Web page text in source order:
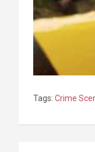
Tags: ‍‍‍‍‍‍‍‍‍‍‍‍‍Crime